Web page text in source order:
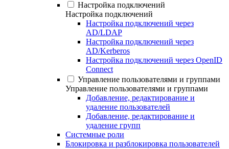
Настройка подключений
Настройка подключений
Настройка подключений через
AD/LDAP
Настройка подключений через
AD/Kerberos
Настройка подключений через OpenID
Connect
Управление пользователями и группами
Управление пользователями и группами
Добавление, редактирование и
удаление пользователей
Добавление, редактирование и
удаление групп
Системные роли
Блокировка и разблокировка пользователей